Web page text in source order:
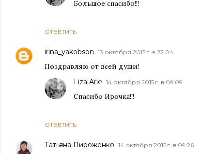
ОТВЕТИТЬ
Большое спасибо!!!
irina_yakobson 13 октября 2015 г. в 22:04
Поздравляю от всей души!
ОТВЕТИТЬ
Liza Arie 14 октября 2015 г. в 09:09
Спасибо Ирочка!!!
Татьяна Пироженко 14 октября 2015 г. в 09:26